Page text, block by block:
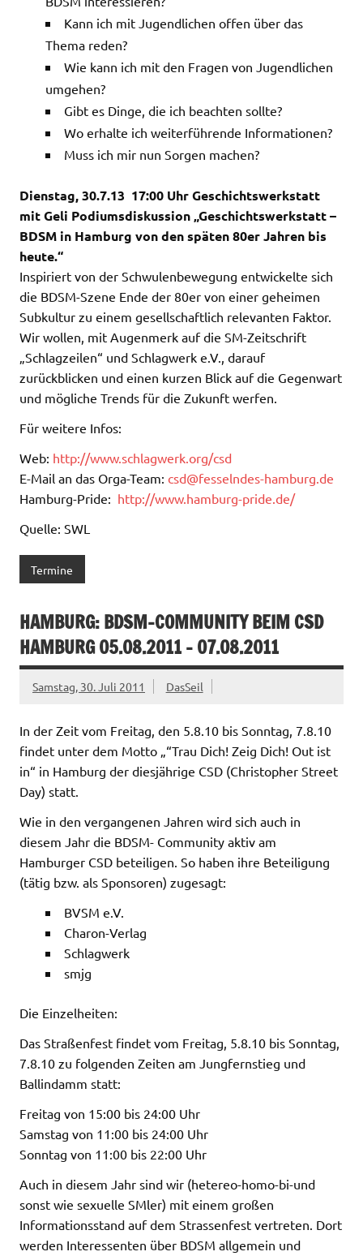
Kann ich mit Jugendlichen offen über das
Thema reden?
Wie kann ich mit den Fragen von Jugendlichen
umgehen?
Gibt es Dinge, die ich beachten sollte?
Wo erhalte ich weiterführende Informationen?
Muss ich mir nun Sorgen machen?
Dienstag, 30.7.13 17:00 Uhr Geschichtswerkstatt
mit Geli Podiumsdiskussion „Geschichtswerkstatt –
BDSM in Hamburg von den späten 80er Jahren bis
heute.“
Inspiriert von der Schwulenbewegung entwickelte sich
die BDSM-Szene Ende der 80er von einer geheimen
Subkultur zu einem gesellschaftlich relevanten Faktor.
Wir wollen, mit Augenmerk auf die SM-Zeitschrift
„Schlagzeilen“ und Schlagwerk e.V., darauf
zurückblicken und einen kurzen Blick auf die Gegenwart
und mögliche Trends für die Zukunft werfen.
Für weitere Infos:
Web: http://www.schlagwerk.org/csd
E-Mail an das Orga-Team: csd@fesselndes-hamburg.de
Hamburg-Pride: http://www.hamburg-pride.de/
Quelle: SWL
Termine
HAMBURG: BDSM-COMMUNITY BEIM CSD
HAMBURG 05.08.2011 – 07.08.2011
Samstag, 30. Juli 2011 DasSeil
In der Zeit vom Freitag, den 5.8.10 bis Sonntag, 7.8.10
findet unter dem Motto „“Trau Dich! Zeig Dich! Out ist
in“ in Hamburg der diesjährige CSD (Christopher Street
Day) statt.
Wie in den vergangenen Jahren wird sich auch in
diesem Jahr die BDSM- Community aktiv am
Hamburger CSD beteiligen. So haben ihre Beteiligung
(tätig bzw. als Sponsoren) zugesagt:
BVSM e.V.
Charon-Verlag
Schlagwerk
smjg
Die Einzelheiten:
Das Straßenfest findet vom Freitag, 5.8.10 bis Sonntag,
7.8.10 zu folgenden Zeiten am Jungfernstieg und
Ballindamm statt:
Freitag von 15:00 bis 24:00 Uhr
Samstag von 11:00 bis 24:00 Uhr
Sonntag von 11:00 bis 22:00 Uhr
Auch in diesem Jahr sind wir (hetereo-homo-bi-und
sonst wie sexuelle SMler) mit einem großen
Informationsstand auf dem Strassenfest vertreten. Dort
werden Interessenten über BDSM allgemein und